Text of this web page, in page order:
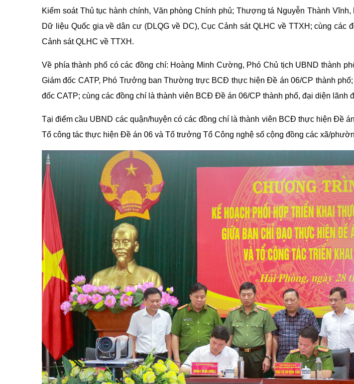
Kiểm soát Thủ tục hành chính, Văn phòng Chính phủ; Thượng tá Nguyễn Thành Vĩnh,
Dữ liệu Quốc gia về dân cư (DLQG về DC), Cục Cảnh sát QLHC về TTXH; cùng các
Cảnh sát QLHC về TTXH.
Về phía thành phố có các đồng chí: Hoàng Minh Cường, Phó Chủ tịch UBND thành
Giám đốc CATP, Phó Trưởng ban Thường trực BCĐ thực hiện Đề án 06/CP thành
đốc CATP; cùng các đồng chí là thành viên BCĐ Đề án 06/CP thành phố, đại diện lãnh
Tại điểm cầu UBND các quận/huyện có các đồng chí là thành viên BCĐ thực hiện Đề
Tổ công tác thực hiện Đề án 06 và Tổ trưởng Tổ Công nghệ số cộng đồng các xã/